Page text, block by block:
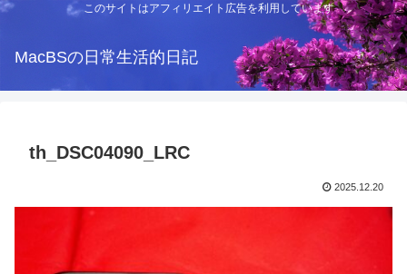
このサイトはアフィリエイト広告を利用しています
MacBSの日常生活的日記
th_DSC04090_LRC
2025.12.20